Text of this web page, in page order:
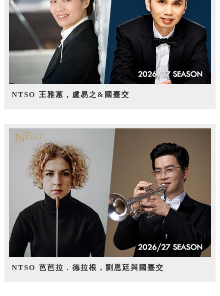
NTSO 王雅蕙，盧易之&國臺交
NTSO 芭芭拉．德拉根，劉恩廷與國臺交